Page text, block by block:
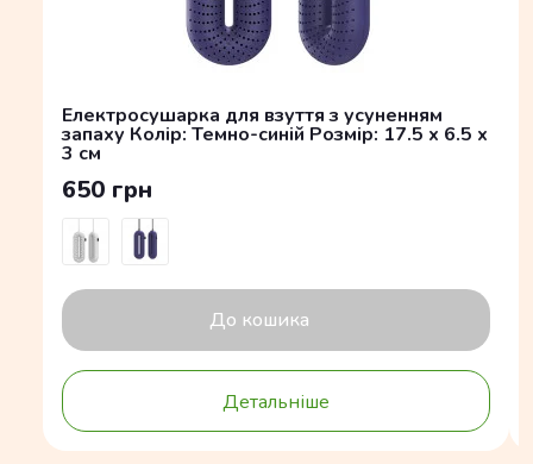
Електросушарка для взуття з усуненням
запаху Колір: Темно-синій Розмір: 17.5 x 6.5 x
3 см
650 грн
До кошика
Детальніше